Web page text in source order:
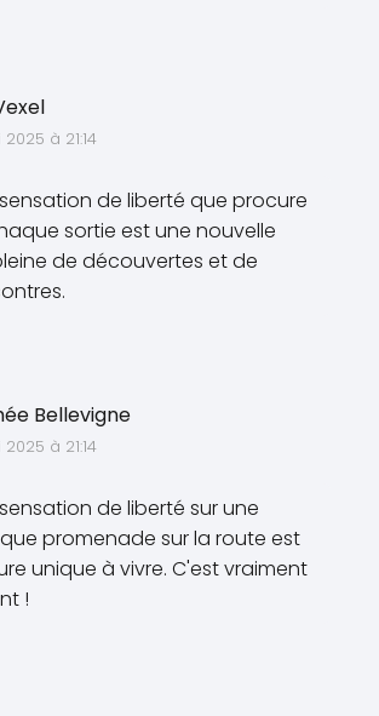
à 21:14
de liberté que procure
sortie est une nouvelle
de découvertes et de
Bellevigne
à 21:14
de liberté sur une
promenade sur la route est
unique à vivre. C'est vraiment
!